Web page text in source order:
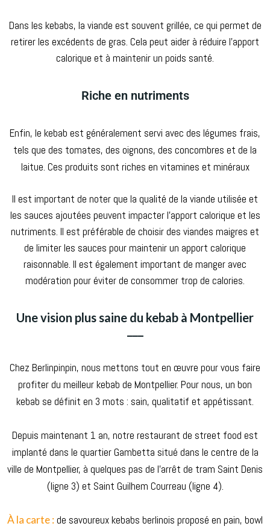
Dans les kebabs, la viande est souvent grillée, ce qui permet de
retirer les excédents de gras. Cela peut aider à réduire l’apport
calorique et à maintenir un poids santé.
Riche en nutriments
Enfin, le kebab est généralement servi avec des légumes frais,
tels que des tomates, des oignons, des concombres et de la
laitue. Ces produits sont riches en vitamines et minéraux
Il est important de noter que la qualité de la viande utilisée et
les sauces ajoutées peuvent impacter l’apport calorique et les
nutriments. Il est préférable de choisir des viandes maigres et
de limiter les sauces pour maintenir un apport calorique
raisonnable. Il est également important de manger avec
modération pour éviter de consommer trop de calories.
Une vision plus saine du kebab à Montpellier
Chez Berlinpinpin, nous mettons tout en œuvre pour vous faire
profiter du meilleur kebab de Montpellier. Pour nous, un bon
kebab se définit en 3 mots : sain, qualitatif et appétissant.
Depuis maintenant 1 an, notre restaurant de street food est
implanté dans le quartier Gambetta situé dans le centre de la
ville de Montpellier, à quelques pas de l’arrêt de tram Saint Denis
(ligne 3) et Saint Guilhem Courreau (ligne 4).
À la carte :de savoureux kebabs berlinois proposé en pain, bowl